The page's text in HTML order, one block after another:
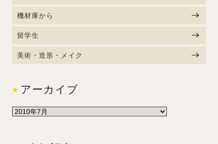
機材庫から
留学生
美術・造形・メイク
アーカイブ